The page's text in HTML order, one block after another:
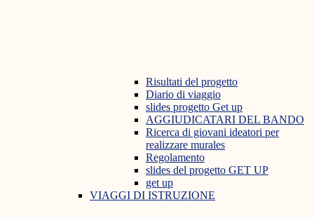
Risultati del progetto
Diario di viaggio
slides progetto Get up
AGGIUDICATARI DEL BANDO
Ricerca di giovani ideatori per
realizzare murales
Regolamento
slides del progetto GET UP
get up
VIAGGI DI ISTRUZIONE